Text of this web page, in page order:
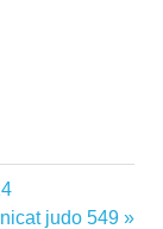
judo 549